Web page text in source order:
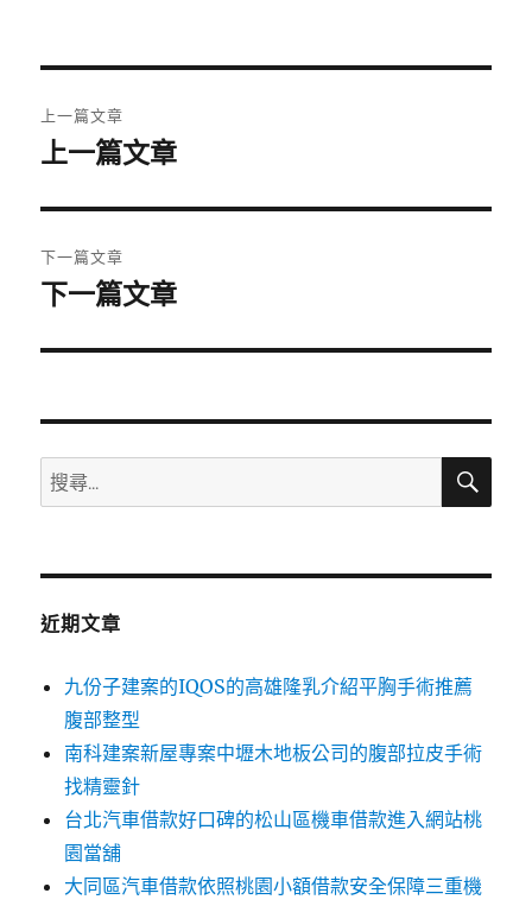
章
覽
上一篇文章
上
篇
文
章:
上一篇文章
下一篇文章
下
篇
章:
下一篇文章
搜
尋
鍵
搜
近期文章
九份子建案的IQOS的高雄隆乳介紹平胸手術推薦
腹部整型
南科建案新屋專案中壢木地板公司的腹部拉皮手術
找精靈針
台北汽車借款好口碑的松山區機車借款進入網站桃
園當舖
大同區汽車借款依照桃園小額借款安全保障三重機